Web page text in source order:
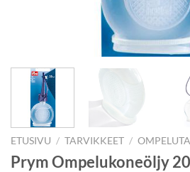
ETUSIVU / TARVIKKEET /
Prym Ompelukoneöljy